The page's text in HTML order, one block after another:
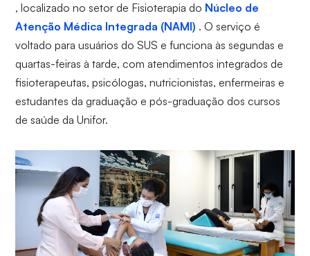
, localizado no setor de Fisioterapia do Núcleo de
Atenção Médica Integrada (NAMI) . O serviço é
voltado para usuários do SUS e funciona às segundas e
quartas-feiras à tarde, com atendimentos integrados de
fisioterapeutas, psicólogas, nutricionistas, enfermeiras e
estudantes da graduação e pós-graduação dos cursos
de saúde da Unifor.